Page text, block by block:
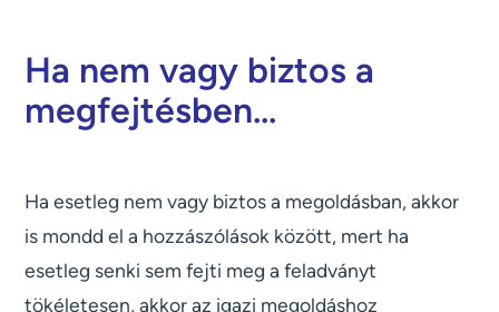
Ha nem vagy biztos a
megfejtésben...
Ha esetleg nem vagy biztos a megoldásban, akkor
is mondd el a hozzászólások között, mert ha
esetleg senki sem fejti meg a feladványt
tökéletesen, akkor az igazi megoldáshoz